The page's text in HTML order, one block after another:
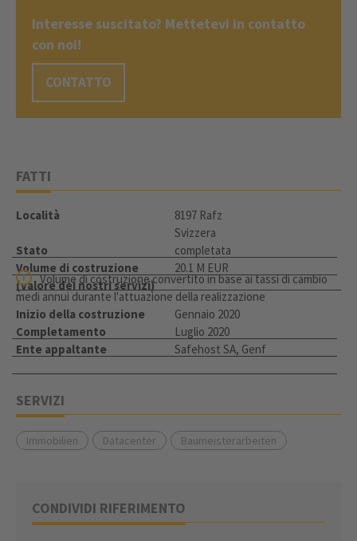
Interesse suscitato? Mettetevi in contatto
con noi!
CONTATTO
FATTI
Località
8197 Rafz
Svizzera
Stato
completata
Volume di costruzione
(valore dei nostri servizi)
20.1 M EUR
Volume di costruzione convertito in base ai tassi di cambio
medi annui durante l'attuazione della realizzazione
Inizio della costruzione
Gennaio 2020
Completamento
Luglio 2020
Ente appaltante
Safehost SA, Genf
SERVIZI
Immobilien Datacenter Baumeisterarbeiten
CONDIVIDI RIFERIMENTO